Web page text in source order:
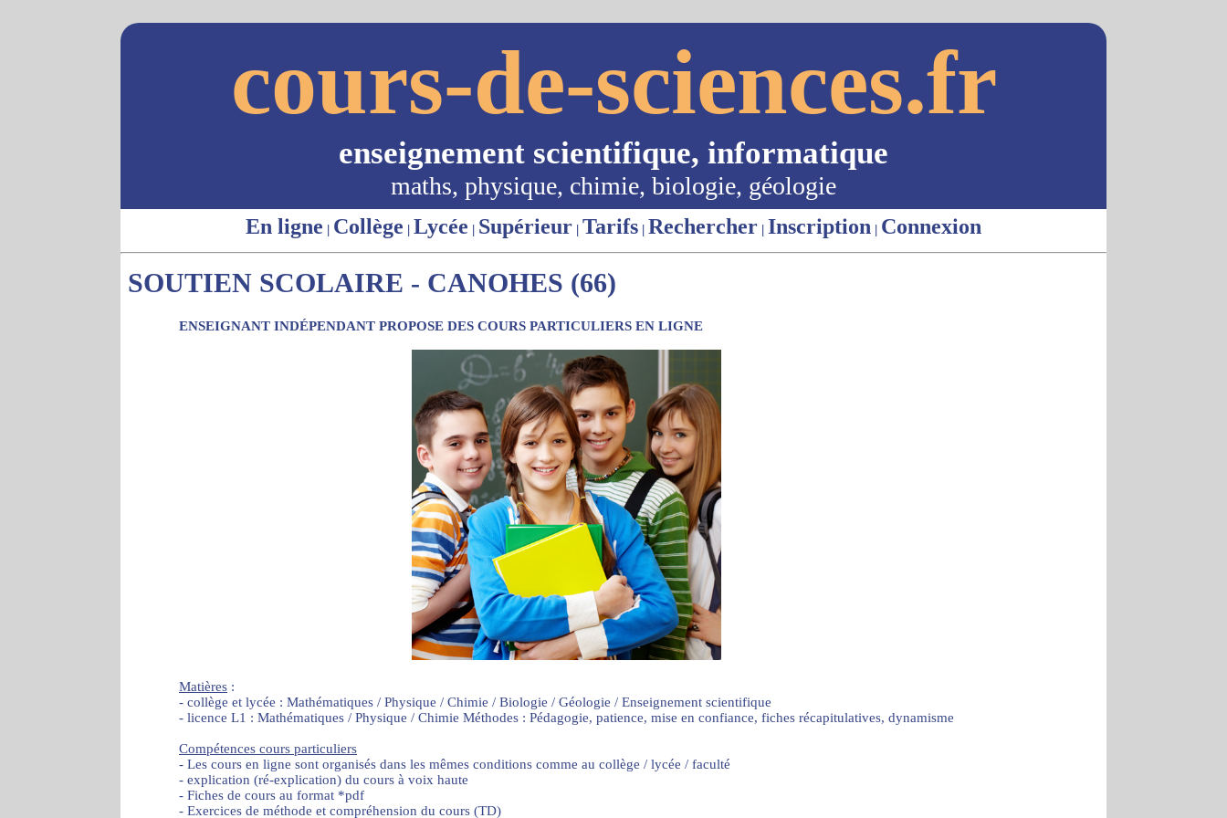
cours-de-sciences.fr
enseignement scientifique, informatique
maths, physique, chimie, biologie, géologie
En ligne | Collège | Lycée | Supérieur | Tarifs | Rechercher | Inscription | Connexion
SOUTIEN SCOLAIRE - CANOHES (66)
ENSEIGNANT INDÉPENDANT PROPOSE DES COURS PARTICULIERS EN LIGNE
Matières :
- collège et lycée : Mathématiques / Physique / Chimie / Biologie / Géologie / Enseignement scientifique
- licence L1 : Mathématiques / Physique / Chimie Méthodes : Pédagogie, patience, mise en confiance, fiches récapitulatives, dynamisme
Compétences cours particuliers
- Les cours en ligne sont organisés dans les mêmes conditions comme au collège / lycée / faculté
- explication (ré-explication) du cours à voix haute
- Fiches de cours au format *pdf
- Exercices de méthode et compréhension du cours (TD)